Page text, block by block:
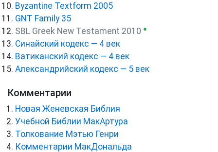
Byzantine Textform 2005
GNT Family 35
SBL Greek New Testament 2010 ●
Синайский кодекс — 4 век
Ватиканский кодекс — 4 век
Александрийский кодекс — 5 век
Комментарии
Новая Женевская Библия
Учебной Библии МакАртура
Толкование Мэтью Генри
Комментарии МакДональда